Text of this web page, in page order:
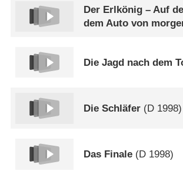
Der Erlkönig – Auf
dem Auto von
Die Jagd nach dem
Die Schläfer (D 1998)
Das Finale (D 1998)